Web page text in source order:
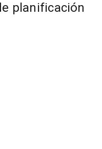
planificación